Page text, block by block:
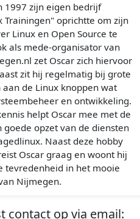
1997 zijn eigen bedrijf
Trainingen" oprichtte om zijn
Linux en Open Source te
als mede-organisator van
zet Oscar zich hiervoor
zit hij regelmatig bij grote
de Linux knoppen wat
en ontwikkeling.
helpt Oscar mee met de
goede opzet van de diensten
Naast deze hobby
Oscar graag en woont hij
tevredenheid in het mooie
Nijmegen.
contact op via email: